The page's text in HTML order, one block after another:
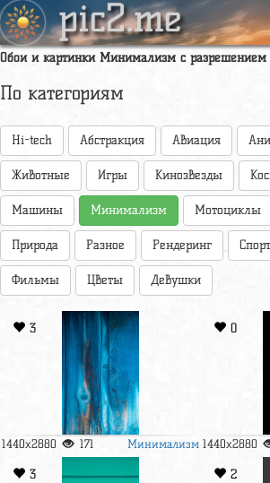
pic2.me
Обои и картинки Минимализм с разрешением
По категориям
Hi-tech Абстракция Авиация
Животные Игры Кинозвезды
Машины Минимализм Мотоциклы
Природа Разное Рендеринг Спорт
Фильмы Цветы Девушки
3
1440x2880 171 Минимализм
0
1440x2880
3 2